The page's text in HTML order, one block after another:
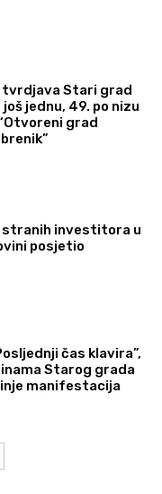
tvrdjava Stari grad
jednu, 49. po nizu
grad
stranih investitora u
posjetio
čas klavira”,
Starog grada
manifestacija